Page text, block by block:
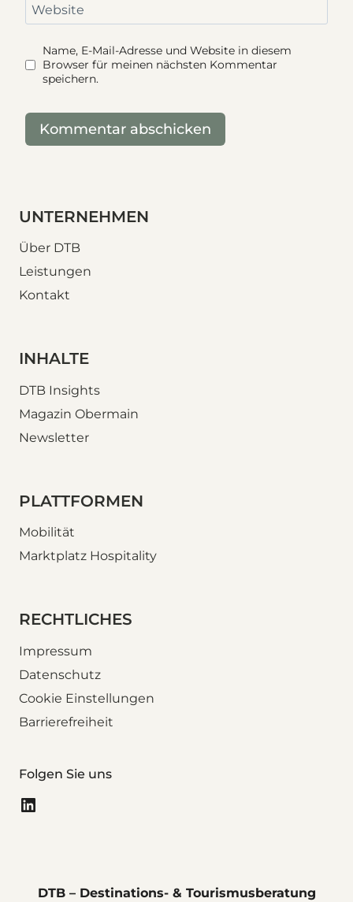
Website
Name, E-Mail-Adresse und Website in diesem
Browser für meinen nächsten Kommentar
speichern.
UNTERNEHMEN
Über DTB
Leistungen
Kontakt
INHALTE
DTB Insights
Magazin Obermain
Newsletter
PLATTFORMEN
Mobilität
Marktplatz Hospitality
RECHTLICHES
Impressum
Datenschutz
Cookie Einstellungen
Barrierefreiheit
Folgen Sie uns
LinkedIn
DTB – Destinations- & Tourismusberatung